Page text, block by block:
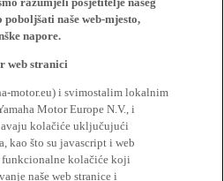
poboljšati naše web-mjesto,
napore.
web stranici
motor.eu) i svimostalim lokalnim
Motor Europe N.V., i
kolačiće uključujući
kao što su javascript i web
kolačiće koji
naše web stranice i